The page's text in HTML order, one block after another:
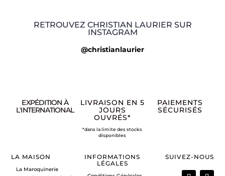
RETROUVEZ CHRISTIAN LAURIER SUR
INSTAGRAM
@christianlaurier
EXPÉDITION À
L'INTERNATIONAL
LIVRAISON EN 5
JOURS
OUVRÉS*
*dans la limite des stocks
disponibles
PAIEMENTS
SÉCURISÉS
LA MAISON
La Maroquinerie
INFORMATIONS
LÉGALES
SUIVEZ-NOUS